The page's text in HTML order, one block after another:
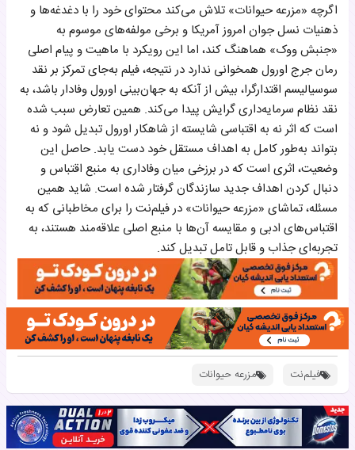
اگرچه «مزرعه حیوانات» تلاش می‌کند محتوای خود را با دغدغه‌ها و
ذهنیات نسل جوان امروز آمریکا و برخی مولفه‌های موسوم به
«جنبش ووک» هماهنگ کند، اما این رویکرد با ماهیت و پیام اصلی
رمان جرج اورول همخوانی ندارد در نتیجه، فیلم به‌جای تمرکز بر نقد
سوسیالیسم اقتدارگرا، بیش از آنکه به جهان‌بینی اورول وفادار باشد، به
نقد نظام سرمایه‌داری گرایش پیدا می‌کند. همین تعارض سبب شده
است که اثر نه به اقتباسی شایسته از شاهکار اورول تبدیل شود و نه
بتواند به‌طور کامل به اهداف مستقل خود دست یابد. حاصل این
وضعیت، اثری است که در برزخی میان وفاداری به منبع اقتباس و
دنبال کردن اهداف جدید سازندگان گرفتار شده است. شاید همین
مسئله، تماشای «مزرعه حیوانات» در فیلم‌نت را برای مخاطبانی که به
اقتباس‌های ادبی و مقایسه آن‌ها با منبع اصلی علاقه‌مند هستند، به
تجربه‌ای جذاب و قابل تامل تبدیل کند.
فیلم‌نت مزرعه حیوانات